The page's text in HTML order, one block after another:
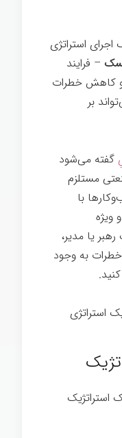
اجرای استراتژی
– فرایند
و کاهش خطرات
بر
گفته می‌شود
مستلزم
با
ویژه
یا مدیر،
خطرات به وجود
استراتژی
استراتژیک